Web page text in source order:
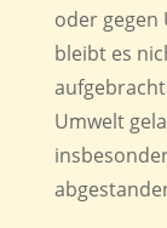
oder gegen
bleibt es
Umwelt